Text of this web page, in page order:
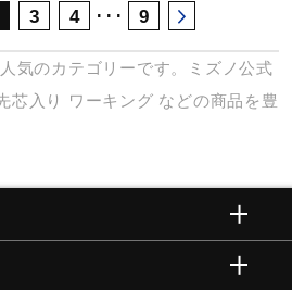
3 4 ･･･ 9
気のカテゴリーです。ミズノ公式
芯入り ワーキング などの商品を豊